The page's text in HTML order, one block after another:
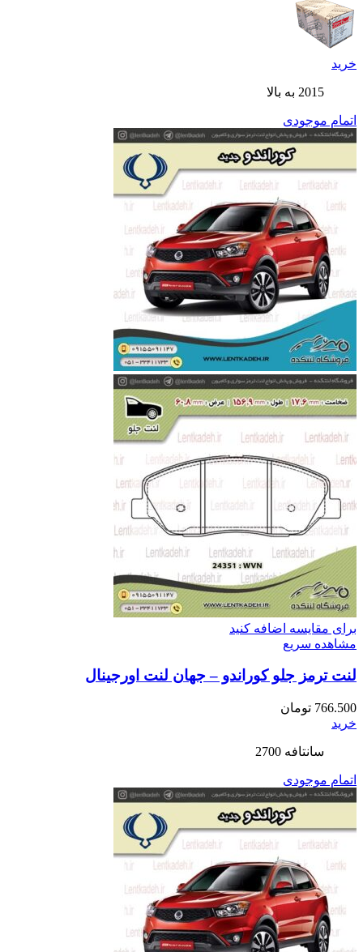
خرید
2015 به بالا
اتمام موجودی
برای مقایسه اضافه کنید
مشاهده سریع
لنت ترمز جلو کوراندو – جهان لنت اورجینال
766.500 تومان
خرید
سانتافه 2700
اتمام موجودی